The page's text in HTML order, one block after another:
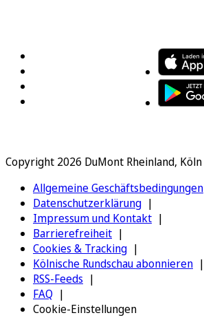
Copyright 2026 DuMont Rheinland, Köln
Allgemeine Geschäftsbedingungen
Datenschutzerklärung
Impressum und Kontakt
Barrierefreiheit
Cookies & Tracking
Kölnische Rundschau abonnieren
RSS-Feeds
FAQ
Cookie-Einstellungen